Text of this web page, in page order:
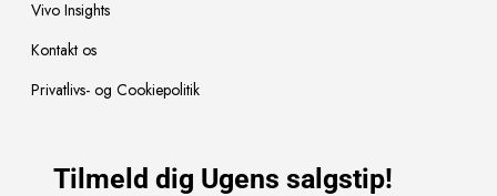
Vivo Insights
Kontakt os
Privatlivs- og Cookiepolitik
Tilmeld dig Ugens salgstip!